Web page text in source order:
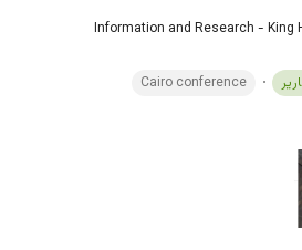
Information and Research - King
Cairo conference